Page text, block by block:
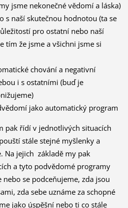
jsme nekonečné vědomí a láska)
s naší skutečnou hodnotou (ta se
pro ostatní nebo naší
tím že jsme a všichni jsme si
chování a negativní
i s ostatními (buď je
jako automatický program
pak řídí v jednotlivých situacích
stále stejné myšlenky a
Na jejich základě my pak
a tyto podvědomé programy
nebo se podceňujeme, zda jsou
zda sebe uznáme za schopné
jako úspěšní nebo ti co stále